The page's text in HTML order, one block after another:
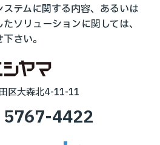
テムに関する内容、あるいは
ソリューションに関しては、
さい。
区大森北4-11-11
5767-4422